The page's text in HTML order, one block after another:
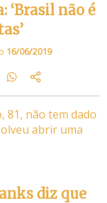
‘Brasil não é
16/06/2019
81, não tem dado
abrir uma
diz que